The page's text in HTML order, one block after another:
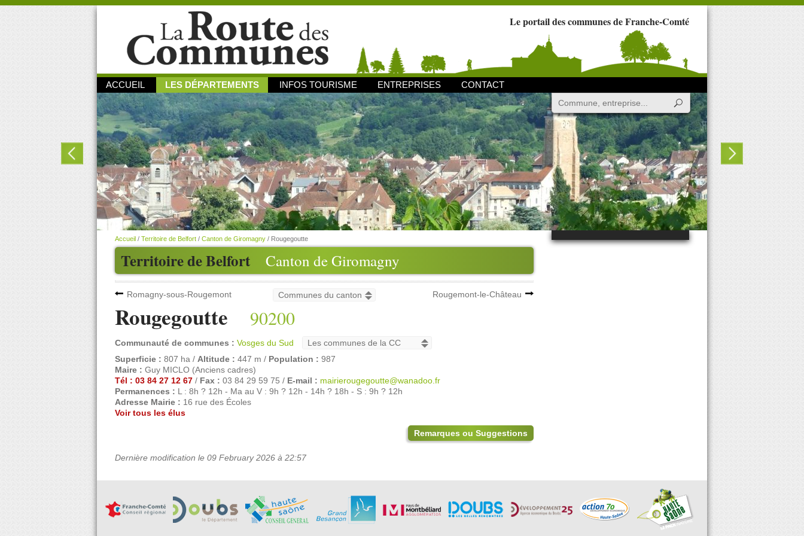
Le portail des communes de Franche-Comté
ACCUEIL LES DÉPARTEMENTS INFOS TOURISME ENTREPRISES CONTACT
Territoire de Belfort Canton de Giromagny
Accueil / Territoire de Belfort / Canton de Giromagny / Rougegoutte
Romagny-sous-Rougemont Rougemont-le-Château
Rougegoutte 90200
Communauté de communes : Vosges du Sud
Superficie : 807 ha / Altitude : 447 m / Population : 987
Maire : Guy MICLO (Anciens cadres)
Tél : 03 84 27 12 67 / Fax : 03 84 29 59 75 / E-mail : mairierougegoutte@wanadoo.fr
Permanences : L : 8h ? 12h - Ma au V : 9h ? 12h - 14h ? 18h - S : 9h ? 12h
Adresse Mairie : 16 rue des Écoles
Voir tous les élus
Remarques ou Suggestions
Dernière modification le 09 February 2026 à 22:57